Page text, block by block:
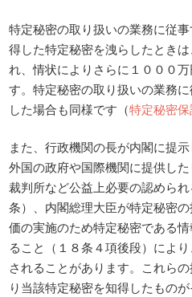
特定秘密の取り扱いの業務に従
得した特定秘密を洩らしたとき
れ、情状によりさらに１０００
す。特定秘密の取り扱いの業務
した場合も同様です（特定秘密
また、行政機関の長が内閣に提
外国の政府や国際機関に提供し
裁判所など公益上必要の認めら
条）、内閣総理大臣が特定秘密
価の実施のため特定秘密である
ること（１８条４項後段）によ
されることがあります。これら
り当該特定秘密を知得したもの